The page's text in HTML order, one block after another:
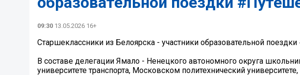
09:30 13.05.2026 16+
Старшеклассники из Белоярска - участники образовательной
В составе делегации Ямало - Ненецкого автономного округа
университете транспорта, Московском политехнический